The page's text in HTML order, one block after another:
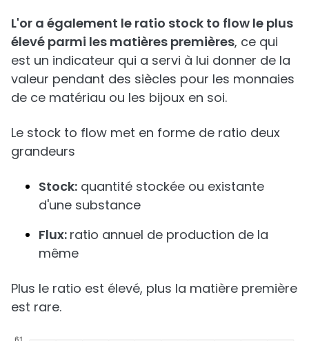
L'or a également le ratio stock to flow le plus
élevé parmi les matières premières, ce qui
est un indicateur qui a servi à lui donner de la
valeur pendant des siècles pour les monnaies
de ce matériau ou les bijoux en soi.
Le stock to flow met en forme de ratio deux
grandeurs
Stock: quantité stockée ou existante
d'une substance
Flux: ratio annuel de production de la
même
Plus le ratio est élevé, plus la matière première
est rare.